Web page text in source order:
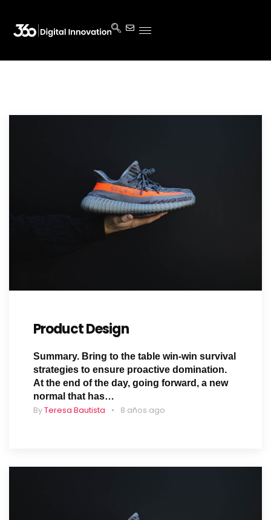
Product Design
Summary. Bring to the table win-win survival
strategies to ensure proactive domination.
At the end of the day, going forward, a new
normal that has…
ByTeresa Bautista 8 años ago